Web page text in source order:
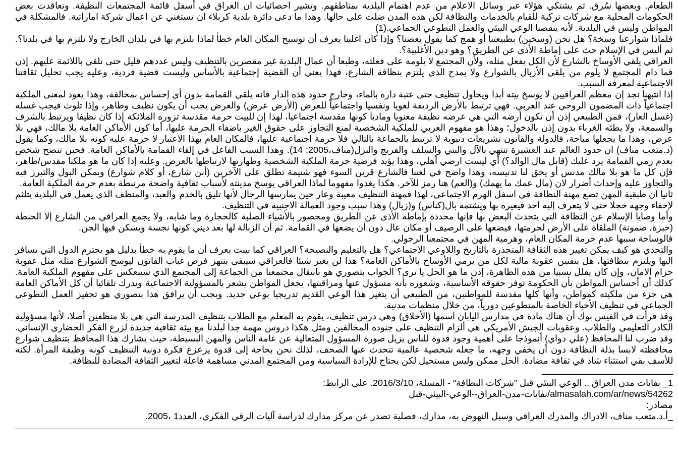
الطعام. وبعضها سُرق. ثم يشتكي هؤلاء عبر وسائل الاعلام من عدم اهتمام البلدية بمناطقهم. وتشير احصائيات ان العراق في أسفل قائمة المجتمعات النظيفة. وتعاقدت بعض
الحكومات المحلية مع شركات تركية للقيام بالخدمات والنظافة لكن هذه المدن ضلت على حالها. وهذا ما دعى دائرة بلدية كربلاء ان تستغني عن اعمال شركة اماراتية. فالمشكلة في
المواطن وليس في البلدية. لأنه ينقصنا الوعي البيئي والعمل التطوعي الجماعي.(1)
فلماذا شوارعنا وسخة؟ هل نحن (وسخين) بطبيعتنا أو همج كما يقول بعضنا؟ وإذا كان اغلبنا يعرف أن توسيخ المكان العام خطأ لماذا نلتزم بها في بلدان الخارج ولا نلتزم بها في بلدنا؟.
ثم أليس في الإسلام حث على إماطة الأذى عن الطريق؟ وهو دين الأغلبية؟.
العراقي يلقي الأوساخ بالشارع لأن الكل يفعل مثله، ولأن المجتمع لا يلومه على فعلته، وطبعا أن عمال البلدية غير مقصرين بالتنظيف وليس عددهم قليل حتى نلقي باللائمة عليهم. إذن
فما دام المجتمع لا يلوم من يلقي الأزبال بالشوارع ولا يمدح الذي يلتزم بنظافة الشارع، فهذا يعني أن القضية إجتماعية بالأساس وليست قضية فردية، وعليه يجب تحليل ثقافتنا
الاجتماعية لمعرفة السبب.
إذا انتبهنا نجد إن معظم العراقيين لا يوسخ بيته أبدا ويحاول تنظيف حتى عتبة داره بالماء، وخارج حدود هذه الدار فانه يلقي القمامة بدون أي إحساس بمخالفة، وهذا يعود لمعنى الملكية
اجتماعياً ذات المضمون الروحي عند العربي. فهي ترتبط بالأرض الرديفة لغويا ونفسيا واجتماعياً للعرض (الأرض عرض) والعرض يجب أن يكون نظيف وطاهر، وإذا تلوث فيجب غسله
(غسل العار)، فمن الطبيعي إذن أن تكون أرضه التي هي عرضه نظيفة معنويا وماديا كونها مقدسة اجتماعيا، لهذا إن للبيت حرمة مقدسة تزوره الملائكة إذا كان نظيفا ويرتبط بالشرف
والسمعة، ولا يطئه الغرباء بدون إذن بالدخول؛ وهذا هو مفهوم العربي للملكية الشخصية لمنع التجاوز على حقوق الغير باضفاء الحرمة عليها، أما كون الأماكن العامة بلا مالك، فهي بلا
عرض، وهذا ما يجعلها مباحة، فالدولة والقانون تشريعات دنيوية لا ترتبط بالجماعة بالتالي فلا حرمة اجتماعية عليها، فالمكان العام بهذا الاعتبار لا حرمة عليه كونه بلا مالك، وكما يقول
(د.متعب مناف) ان حدود العالم عند العشيرة تنتهي بالآل والبني والسلف والفريج والنزل(مناف،2005: 14). وهذا السبب الفاعل في إلقاء القمامة بالأماكن العامة. فحين تنصح شخص
بعدم رمي القمامة يرد عليك (قابل مال الوالد؟) أي ليست ارضي أهلي، وهذا يؤيد فرضية حرمة الملكية الشخصية وطهارتها لارتباطها بالعرض. وعليه إذا كان ما هو ملكنا مقدس/طاهر،
فإن كل ما هو بلا مالك مدنس أو يحق لنا تدنيسه، وهذا واضح في لغتنا فالشارع قرين السوء فهو شتيمة تطلق على الآخرين (أبن شارع، أو كلام شوارع) ويمكن البول والتبرز فيه
والتجاوز عليه وإحداث أضرار لان (مال عمك ما يهمك) و(العم) هنا رمز للآخر. هكذا يغدوا مفهوما لماذا العراقي يوسخ مدينته لأسباب ثقافية واضحة مرتبطة بعدم حرمة الملكية العامة.
ثانيا ان طبقية المهن تضع مهنة النظافة في اسفل الهرم الاجتماعي، لهذا فمهنة التنظيف معيبة وعار حين يمارسها الرجال لأنها تليق بالخدم والعبد، والمنظف الذي يعمل في البلدية يتلثم
لإخفاء وجهه خجلا حتى لا يتعرف إليه احد فيعيره بها ويشتمه بال(كناس) و(زبال) وهذا سبب وجود العمالة الاجنبية في التنظيف.
وأما وصايا الإسلام عن النظافة التي يتحدث البعض بها فإنها محددة بإماطة الأذى عن الطريق ومحصور بالأشياء الصلبة كالحجارة وما شابه، ولا يجمع العراقي من الشارع إلا الحنطة
(خبزة، صمونة) الملقاة على الأرض لحرمتها، فيضعها على الرصيف أو مكان عال دون أن يضعها في القمامة. ثم أن الزبالة لها بعد ديني كونها نجسة ويسكن فيها الجن.
فالوساخة سببها عدم حرمة المكان العام، وهرمية المهن في مجتمعنا الرجولي.
والتحدي هو كيف يمكن تغيير هذه الثقافة المتجذرة بالتاريخ واللاوعي الاجتماعي؟ هل بالتعليم والنصيحة؟ العراقي كما بينت يعرف أن ما يقوم به خطأ بدليل هو يحترم الدول التي يسافر
اليها ويلتزم بنظافتها، هل بتقنين عقوبة مالية لكل من يرمي الأوساخ بالأماكن العامة؟ هذا لن يغير شيئا فالعراقي سيبقى ينتهز فرص غياب القانون ليوسخ الشوارع مثله مثل عقوبة
حزام الامان، وإن كان يقلل نسبيا من هذه الظاهرة، إذن ما هو الحل يا ترى؟ الجواب بتصوري هو بانتقال مجتمعنا من الجماعة إلى المجتمع الذي سينعكس على مفهوم الملكية العامة.
كذلك أن أحساس المواطن بأن الحكومة توفر حقوقه الأساسية، وشعوره بأنه مسؤول عنها ومراقبتها، يجعل المواطن يشعر بالمسؤولية الاجتماعية ويدرك تلقائيا أن كل الأماكن العامة
هي جزء من ملكيته كمواطن، وأنها كلها مقدسة للمواطنين، من الطبيعي أن يتغير هذا الوعي القديم تدريجيا بوعي جديد. ويجب أن يرافق هذا بتصوري هو تحفيز العمل التطوعي
الجماعي في تنظيف الأحياء الخاصة بالمتطوعين دورياً، من خلال منظمات مدنية.
وقد قرأت في الفيس بوك أن هناك مادة في مدارس اليابان اسمها (الأخلاق) وهي درس تنظيف، يقوم به المعلم مع الطلاب بتنظيف المدرسة التي هي بلا منظفين أصلا، لأنها مسؤولية
الكادر التعليمي والطلاب. وعقوبات الجيش الأمريكي هي ألزام التنظيف على جنوده المخالفين ومثل هكذا دروس مهمة جدا لبلدنا مع بيئة ثقافية جديدة لزرع الفكر الحضاري الإنساني.
وقد ضرب لنا المحافظ (علي دواي) أنموذجا على أهمية وجود قدوة للناس يزيل صورة المسؤول المتعالية عن عامة الناس والمهن البسيطة، حيث يشارك هذا المحافظ بتنظيف شوارع
محافظته لابسا بذلة النظافة دون أن يخفي وجهه، ما جعله شخصية عالمية تتحدث عنها الصحف، لذلك نحن بحاجة إلى قدوة يزعزع فكرة دونية التنظيف كونه وظيفة المرأة. لكنه
للأسف بقي استثناء شاذ في ثقافة مضادة. الحل ممكن وليس مستحيل لكن يحتاج للإرادة السياسية ومن المجتمع المدني مساهمة فاعلة لتغيير الثقافة المضادة للنظافة.
ــــــــــــــــــــــــــــــــــــــــــــــــــــ
1_ نفايات مدن العراق .. الوعي البيئي قبل "شركات النظافة" - المسلة، 2016/3/10. على الرابط:
almasalah.com/ar/news/54262/نفايات-مدن-العراق--الوعي-البيئي-قبل
مصادر:
_أ.د.متعب مناف، الادراك والمدرك العراقي وسبل النهوض به، مدارك، فصلية تصدر عن مركز مدارك لدراسة آليات الرقي الفكري، العدد1 ،2005.